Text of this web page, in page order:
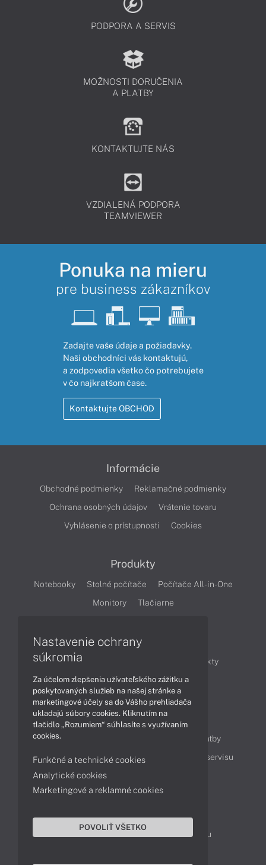
PODPORA A SERVIS
MOŽNOSTI DORUČENIA
A PLATBY
KONTAKTUJTE NÁS
VZDIALENÁ PODPORA
TEAMVIEWER
Ponuka na mieru
pre business zákazníkov
Zadajte vaše údaje a požiadavky.
Naši obchodníci vás kontaktujú,
a zodpovedia všetko čo potrebujete
v čo najkratšom čase.
Kontaktujte OBCHOD
Informácie
Obchodné podmienky
Reklamačné podmienky
Ochrana osobných údajov
Vrátenie tovaru
Vyhlásenie o prístupnosti
Cookies
Produkty
Notebooky Stolné počítače
Počítače All-in-One
Monitory
Tlačiarne
Články
Obchodné informácie
Produkty
Technológie
Videá
Obsah
Ako nakupovať
Možnosti doručenia a platby
Podpora a servis
Servisné služby Cenník servisu
Kontakty
043 4224 771
Obchodné oddelenie
Reklamácia tovaru
Nastavenie ochrany
súkromia
Za účelom zlepšenia užívateľského zážitku a
poskytovaných služieb na našej stránke a
marketingové účely sa do Vášho prehliadača
ukladajú súbory cookies. Kliknutím na
tlačidlo „Rozumiem“ súhlasíte s využívaním
cookies.
Funkčné a technické cookies
Analytické cookies
Marketingové a reklamné cookies
POVOLIŤ VŠETKO